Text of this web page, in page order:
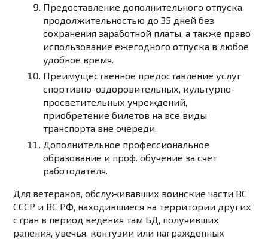
Предоставление дополнительного отпуска
продолжительностью до 35 дней без
сохранения заработной платы, а также право
использование ежегодного отпуска в любое
удобное время.
Преимущественное предоставление услуг
спортивно-оздоровительных, культурно-
просветительных учреждений,
приобретение билетов на все виды
транспорта вне очереди.
Дополнительное профессиональное
образование и проф. обучение за счет
работодателя.
Для ветеранов, обслуживавших воинские части ВС
СССР и ВС РФ, находившиеся на территории других
стран в период ведения там БД, получивших
ранения, увечья, контузии или награжденных